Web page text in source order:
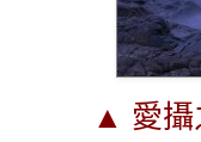
▲ 愛攝